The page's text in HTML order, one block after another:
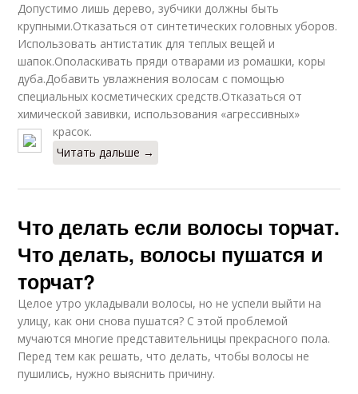
Допустимо лишь дерево, зубчики должны быть
крупными.Отказаться от синтетических головных уборов.
Использовать антистатик для теплых вещей и
шапок.Ополаскивать пряди отварами из ромашки, коры
дуба.Добавить увлажнения волосам с помощью
специальных косметических средств.Отказаться от
химической завивки, использования «агрессивных»
красок.
Читать дальше →
Что делать если волосы торчат.
Что делать, волосы пушатся и
торчат?
Целое утро укладывали волосы, но не успели выйти на
улицу, как они снова пушатся? С этой проблемой
мучаются многие представительницы прекрасного пола.
Перед тем как решать, что делать, чтобы волосы не
пушились, нужно выяснить причину.